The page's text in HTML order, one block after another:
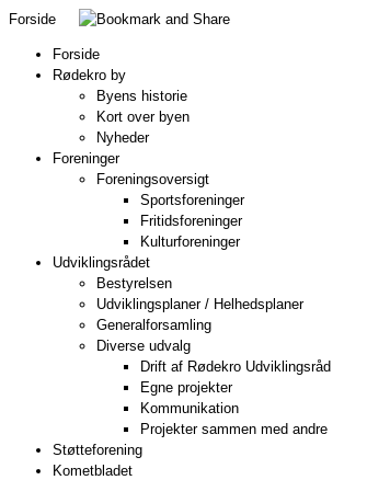
Forside
Forside
Rødekro by
Byens historie
Kort over byen
Nyheder
Foreninger
Foreningsoversigt
Sportsforeninger
Fritidsforeninger
Kulturforeninger
Udviklingsrådet
Bestyrelsen
Udviklingsplaner / Helhedsplaner
Generalforsamling
Diverse udvalg
Drift af Rødekro Udviklingsråd
Egne projekter
Kommunikation
Projekter sammen med andre
Støtteforening
Kometbladet